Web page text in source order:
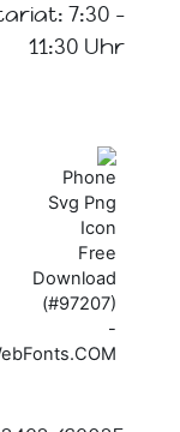
7:30 -
11:30 Uhr